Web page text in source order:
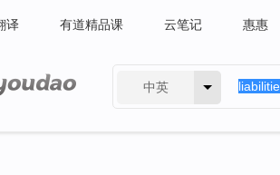
译 有道精品课 云笔记 惠惠
中英